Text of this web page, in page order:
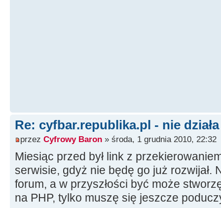
Re: cyfbar.republika.pl - nie
przez Cyfrowy Baron » środa, 1 grudnia 2010, 22:32
Miesiąc przed był link z
serwisie, gdyż nie będę go już rozwijał.
forum, a w przyszłości być może
na PHP, tylko muszę się jeszcze